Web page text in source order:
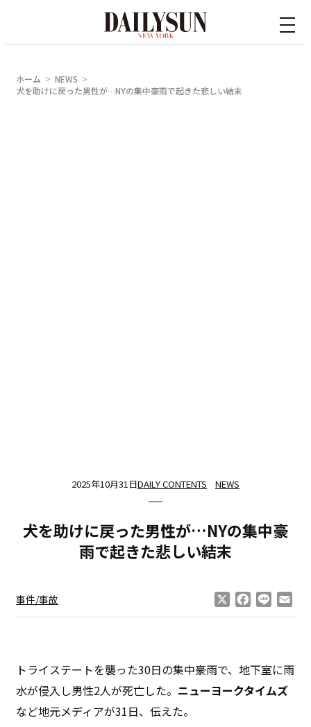
ホーム
NEWS
犬を助けに戻った男性が…NYの集中豪雨で起きた悲しい結末
2025年10月31日DAILY CONTENTS NEWS
犬を助けに戻った男性が…NYの集中豪
雨で起きた悲しい結末
事件/事故 Facebook
Line
トライステートを襲った30日の集中豪雨で、地下室に雨
水が侵入し男性2人が死亡した。 ニューヨークタイムズ
など地元メディアが31日、伝えた。